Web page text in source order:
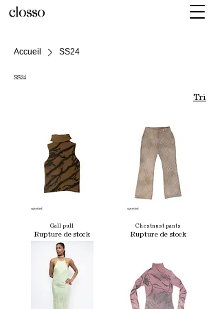
Accueil SS24
SS24
Tri
Gall pull
Rupture de stock
Chestnust pants
Rupture de stock